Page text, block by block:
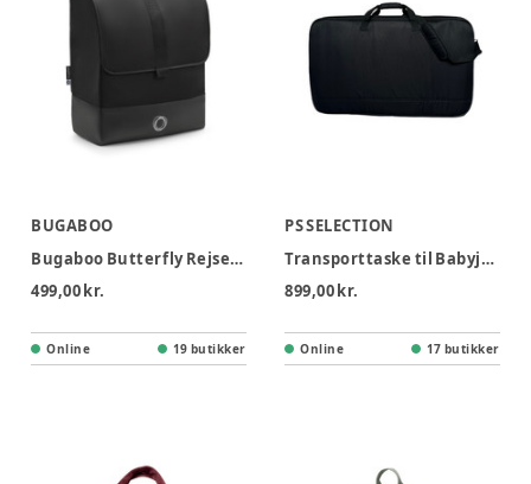
BUGABOO
Bugaboo Butterfly Rejsetaske
499,00 kr.
Online 19 butikker
PS SELECTION
Transporttaske til Babyjogger
899,00 kr.
Online 17 butikker